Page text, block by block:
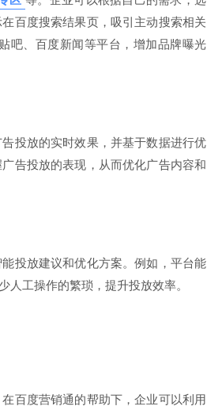
百度搜索结果页，吸引主动搜索相关
吧、百度新闻等平台，增加品牌曝光
投放的实时效果，并基于数据进行优
告投放的表现，从而优化广告内容和
投放建议和优化方案。例如，平台能
工操作的繁琐，提升投放效率。
百度营销通的帮助下，企业可以利用